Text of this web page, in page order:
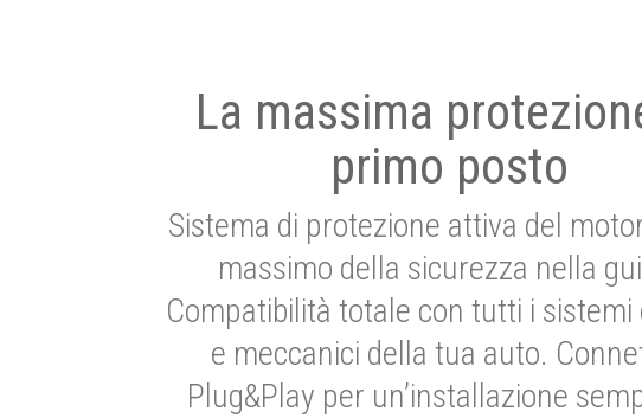
La massima
primo posto
Sistema di protezione attiva del
massimo della sicurezza nella
Compatibilità totale con tutti i
e meccanici della tua auto.
Plug&Play per un’installazione